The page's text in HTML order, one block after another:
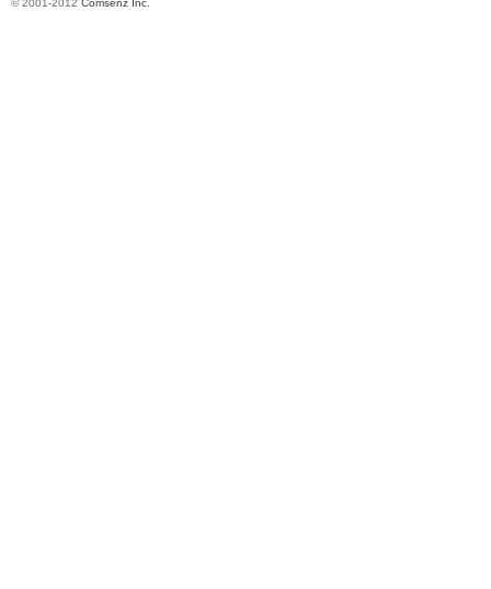
© 2001-2012 Comsenz Inc.